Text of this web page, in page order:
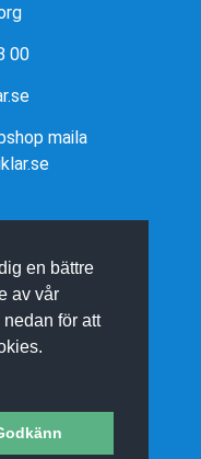
en bättre
av vår
för att
00
maila